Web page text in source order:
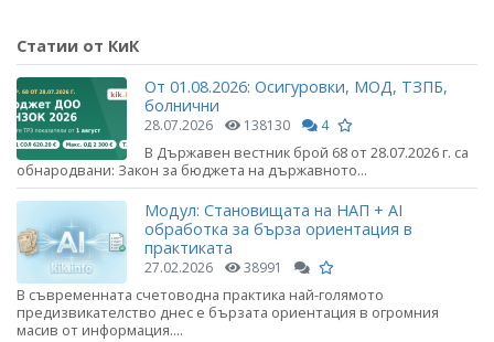
Статии от КиК
От 01.08.2026: Осигуровки, МОД, ТЗПБ,
болнични
28.07.2026 138130 4
В Държавен вестник брой 68 от 28.07.2026 г. са
обнародвани: Закон за бюджета на държавното...
Модул: Становищата на НАП + AI
обработка за бърза ориентация в
практиката
27.02.2026 38991
В съвременната счетоводна практика най-голямото
предизвикателство днес е бързата ориентация в огромния
масив от информация....